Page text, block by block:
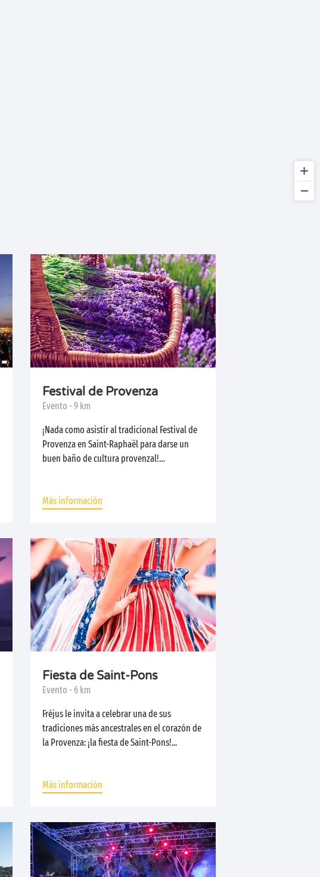
Festival de Provenza
Evento - 9 km
¡Nada como asistir al tradicional Festival de
Provenza en Saint-Raphaël para darse un
buen baño de cultura provenzal!
Más información
Fiesta de Saint-Pons
Evento - 6 km
Fréjus le invita a celebrar una de sus
tradiciones más ancestrales en el corazón de
la Provenza: ¡la fiesta de Saint-Pons!...
Más información